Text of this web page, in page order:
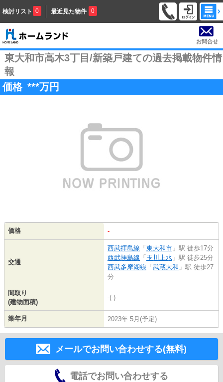
検討リスト 0 最近見た物件 0
お問合せ
東大和市高木3丁目/新築戸建ての過去掲載物件情
報
価格 ***万円
価格 -
交通
西武拝島線 「 東大和市 」駅 徒歩17分
西武拝島線 「 玉川上水 」駅 徒歩25分
西武多摩湖線 「 武蔵大和 」駅 徒歩27
分
間取り
(建物面積)
-(-)
築年月 2023年 5月(予定)
メールでお問い合わせする(無料)
電話でお問い合わせする